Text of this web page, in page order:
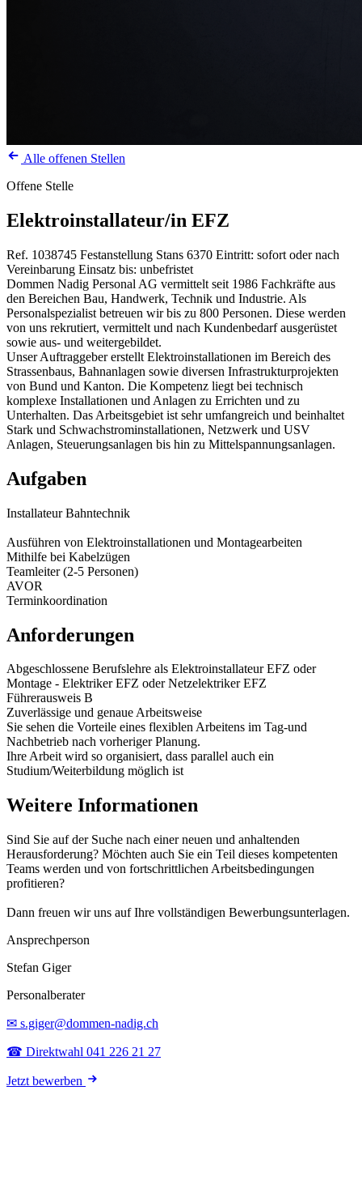
Alle offenen Stellen
Offene Stelle
Elektroinstallateur/in EFZ
Ref. 1038745 Festanstellung Stans 6370 Eintritt: sofort oder nach
Vereinbarung Einsatz bis: unbefristet
Dommen Nadig Personal AG vermittelt seit 1986 Fachkräfte aus
den Bereichen Bau, Handwerk, Technik und Industrie. Als
Personalspezialist betreuen wir bis zu 800 Personen. Diese werden
von uns rekrutiert, vermittelt und nach Kundenbedarf ausgerüstet
sowie aus- und weitergebildet.
Unser Auftraggeber erstellt Elektroinstallationen im Bereich des
Strassenbaus, Bahnanlagen sowie diversen Infrastrukturprojekten
von Bund und Kanton. Die Kompetenz liegt bei technisch
komplexe Installationen und Anlagen zu Errichten und zu
Unterhalten. Das Arbeitsgebiet ist sehr umfangreich und beinhaltet
Stark und Schwachstrominstallationen, Netzwerk und USV
Anlagen, Steuerungsanlagen bis hin zu Mittelspannungsanlagen.
Aufgaben
Installateur Bahntechnik
Ausführen von Elektroinstallationen und Montagearbeiten
Mithilfe bei Kabelzügen
Teamleiter (2-5 Personen)
AVOR
Terminkoordination
Anforderungen
Abgeschlossene Berufslehre als Elektroinstallateur EFZ oder
Montage - Elektriker EFZ oder Netzelektriker EFZ
Führerausweis B
Zuverlässige und genaue Arbeitsweise
Sie sehen die Vorteile eines flexiblen Arbeitens im Tag-und
Nachbetrieb nach vorheriger Planung.
Ihre Arbeit wird so organisiert, dass parallel auch ein
Studium/Weiterbildung möglich ist
Weitere Informationen
Sind Sie auf der Suche nach einer neuen und anhaltenden
Herausforderung? Möchten auch Sie ein Teil dieses kompetenten
Teams werden und von fortschrittlichen Arbeitsbedingungen
profitieren?
Dann freuen wir uns auf Ihre vollständigen Bewerbungsunterlagen.
Ansprechperson
Stefan Giger
Personalberater
✉ s.giger@dommen-nadig.ch
☎ Direktwahl 041 226 21 27
Jetzt bewerben